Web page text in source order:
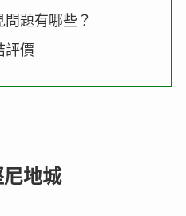
題有哪些？
評價
尼地城